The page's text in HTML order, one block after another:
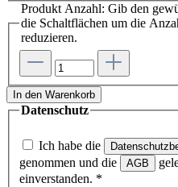
Produkt Anzahl: Gib den
die Schaltflächen um die
reduzieren.
In den Warenkorb
Datenschutz
Ich habe die
genommen und die
AGB
einverstanden. *